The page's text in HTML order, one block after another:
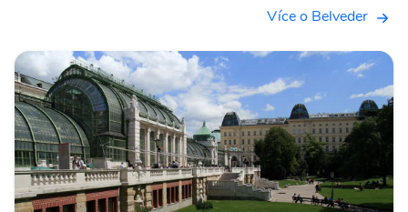
Více o Belveder